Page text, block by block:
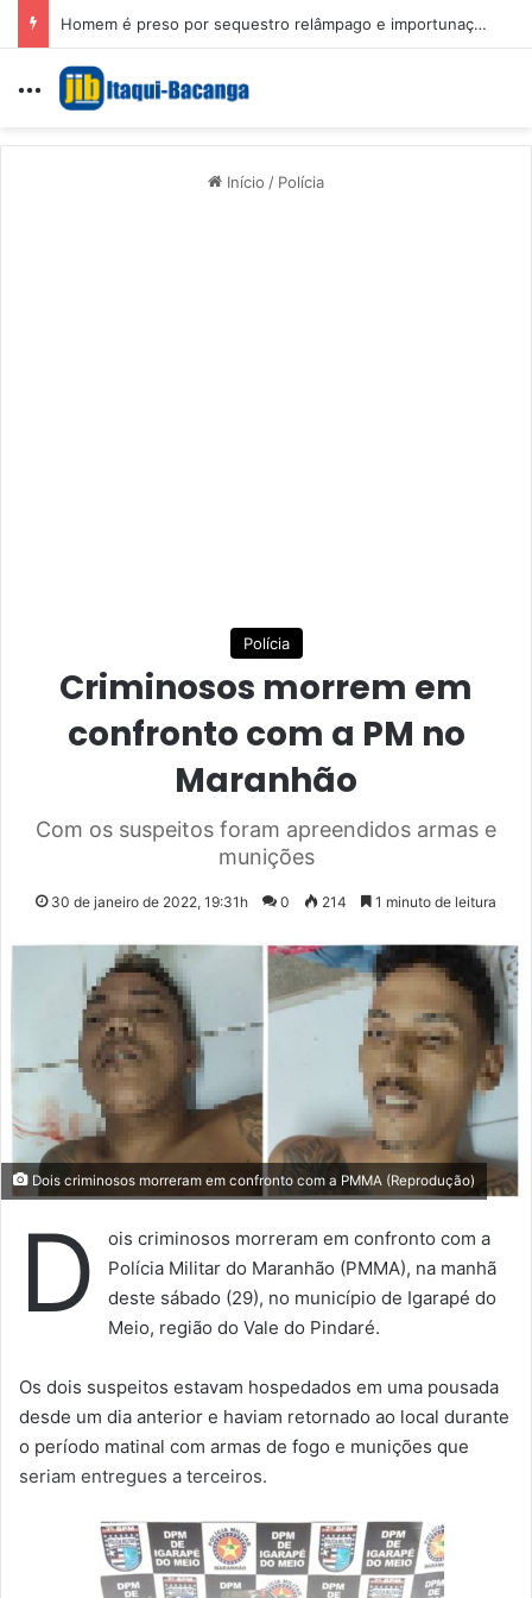
Operação “Falso Profeta” prende pastor suspeito de crimes sexuais e estelionato
Menu
Início / Polícia
Polícia
Criminosos morrem em
confronto com a PM no
Maranhão
Com os suspeitos foram apreendidos armas e
munições
30 de janeiro de 2022, 19:31h 0 214 1 minuto de leitura
Dois criminosos morreram em confronto com a PMMA (Reprodução)
D
ois criminosos morreram em confronto com a
Polícia Militar do Maranhão (PMMA), na manhã
deste sábado (29), no município de Igarapé do
Meio, região do Vale do Pindaré.
Os dois suspeitos estavam hospedados em uma pousada
desde um dia anterior e haviam retornado ao local durante
o período matinal com armas de fogo e munições que
seriam entregues a terceiros.